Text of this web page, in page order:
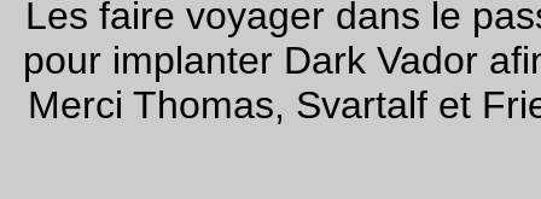
Les faire voyager dans le
pour implanter Dark Vador
Merci Thomas, Svartalf et